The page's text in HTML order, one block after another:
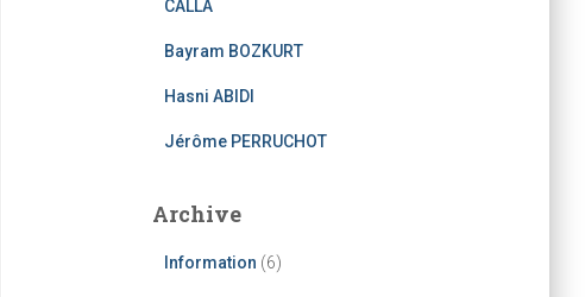
CALLA
Bayram BOZKURT
Hasni ABIDI
Jérôme PERRUCHOT
Archive
Information (6)